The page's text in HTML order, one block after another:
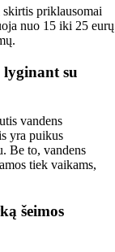
priklausomai
nuo 15 iki 25 eurų
su
vandens
yra puikus
Be to, vandens
tiek vaikams,
šeimos